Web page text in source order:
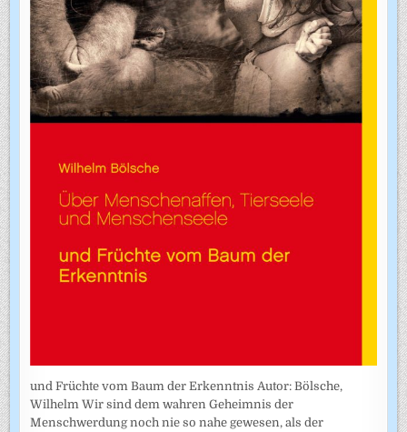
und Früchte vom Baum der Erkenntnis Autor: Bölsche,
Wilhelm Wir sind dem wahren Geheimnis der
Menschwerdung noch nie so nahe gewesen, als der